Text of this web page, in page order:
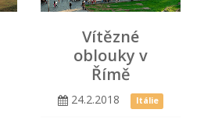
Vítězné
oblouky v
Římě
24.2.2018 Itálie